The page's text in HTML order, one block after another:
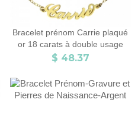
Bracelet prénom Carrie plaqué
or 18 carats à double usage
$ 48.37